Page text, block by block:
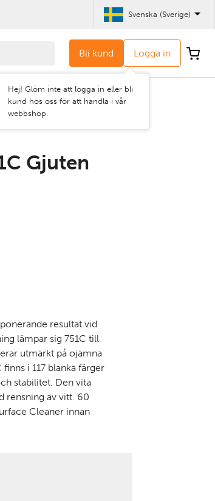
Svenska (Sverige)
Bli kund Logga in
Hej! Glöm inte att logga in eller bli
kund hos oss för att handla i vår
webbshop.
Gjuten
resultat vid
lämpar sig 751C till
utmärkt på ojämna
i 117 blanka färger
stabilitet. Den vita
rensning av vitt. 60
Cleaner innan